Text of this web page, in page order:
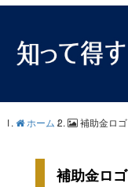
ホーム / 補助金ロゴ
補助金ロゴ